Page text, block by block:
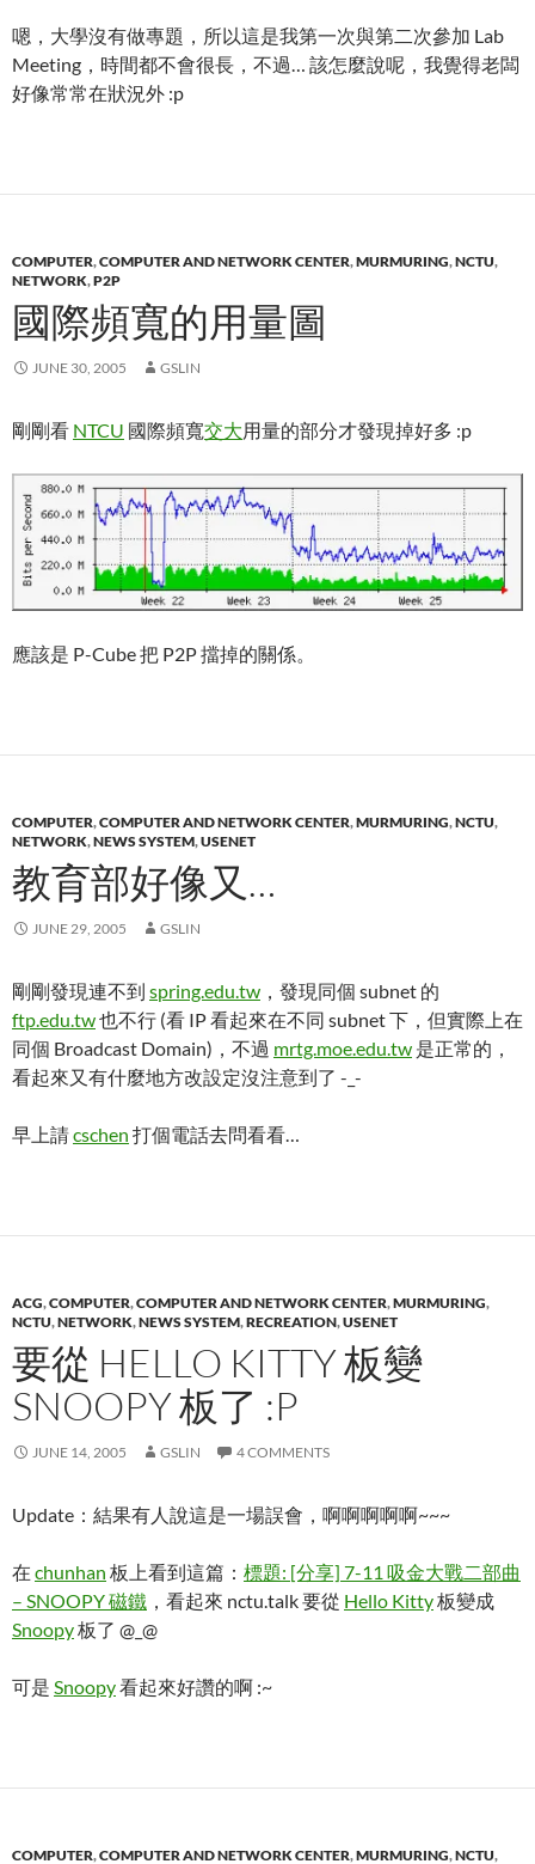
嗯，大學沒有做專題，所以這是我第一次與第二次參加 Lab
Meeting，時間都不會很長，不過… 該怎麼說呢，我覺得老闆
好像常常在狀況外 :p
COMPUTER,COMPUTER AND NETWORK CENTER,MURMURING,NCTU,
NETWORK,P2P
國際頻寬的用量圖
JUNE 30, 2005 GSLIN
剛剛看 NTCU 國際頻寬交大用量的部分才發現掉好多 :p
應該是 P-Cube 把 P2P 擋掉的關係。
COMPUTER,COMPUTER AND NETWORK CENTER,MURMURING,NCTU,
NETWORK,NEWS SYSTEM,USENET
教育部好像又…
JUNE 29, 2005 GSLIN
剛剛發現連不到 spring.edu.tw ，發現同個 subnet 的
ftp.edu.tw也不行 (看 IP 看起來在不同 subnet 下，但實際上在
同個 Broadcast Domain)，不過 mrtg.moe.edu.tw 是正常的，
看起來又有什麼地方改設定沒注意到了 -_-
早上請cschen 打個電話去問看看…
ACG,COMPUTER,COMPUTER AND NETWORK CENTER,MURMURING,
NCTU,NETWORK,NEWS SYSTEM,RECREATION,USENET
要從 HELLO KITTY 板變
SNOOPY 板了 :P
JUNE 14, 2005 GSLIN 4 COMMENTS
Update：結果有人說這是一場誤會，啊啊啊啊啊~~~
在 chunhan 板上看到這篇： 標題: [分享] 7-11 吸金大戰二部曲
– SNOOPY 磁鐵 ，看起來 nctu.talk 要從 Hello Kitty板變成
Snoopy板了 @_@
可是 Snoopy看起來好讚的啊 :~
COMPUTER,COMPUTER AND NETWORK CENTER,MURMURING,NCTU,